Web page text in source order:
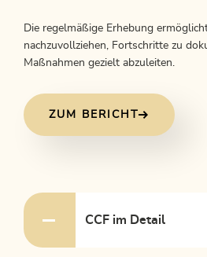
Die regelmäßige Erhebung
nachzuvollziehen, Fortschritte zu
Maßnahmen gezielt abzuleiten.
ZUM BERICHT
CCF im Detail